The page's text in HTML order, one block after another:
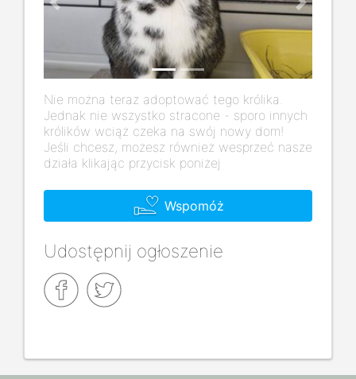
Previous Next
Nie można teraz adoptować tego królika.
Jednak nie wszystko stracone - sporo innych
królików wciąż czeka na swój nowy dom!
Jeśli chcesz, możesz również wesprzeć nasze
działa klikając przycisk poniżej
Wspomóż
Udostępnij ogłoszenie